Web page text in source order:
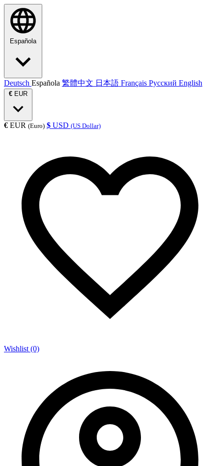
Española
Deutsch Española 繁體中文 日本語 Français Русский English
€ EUR
€ EUR (Euro) $ USD (US Dollar)
Wishlist (0)